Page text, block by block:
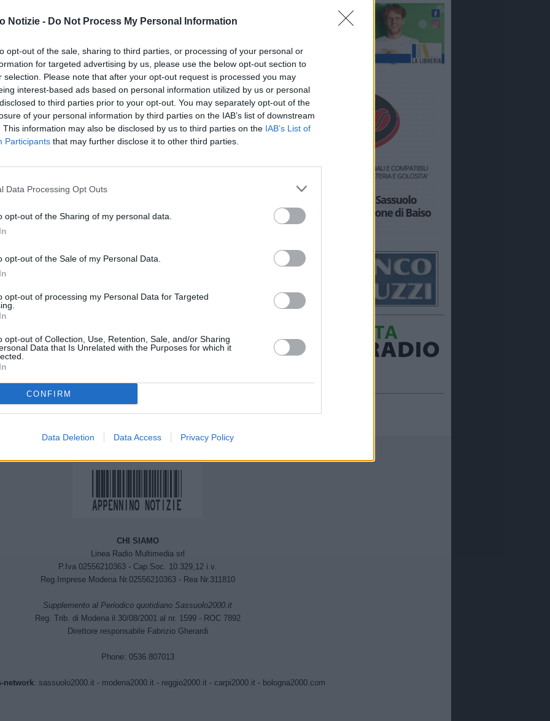
Notizie - Do Not Process My Personal Information
opt-out of the sale, sharing to third parties, or processing of your personal or
for targeted advertising by us, please use the below opt-out section to
selection. Please note that after your opt-out request is processed you may
interest-based ads based on personal information utilized by us or personal
to third parties prior to your opt-out. You may separately opt-out of the
of your personal information by third parties on the IAB’s list of downstream
This information may also be disclosed by us to third parties on the IAB’s List of
Participants that may further disclose it to other third parties.
Data Processing Opt Outs
opt-out of the Sharing of my personal data.
opt-out of the Sale of my Personal Data.
opt-out of processing my Personal Data for Targeted
opt-out of Collection, Use, Retention, Sale, and/or Sharing
Data that Is Unrelated with the Purposes for which it
CONFIRM
Data Deletion Data Access Privacy Policy
programmati lavori di manutenzione delle barriere di
consecutive di mercoledì 21, giovedì 22 e venerdì 23
stazione di Cesena nord, in uscita per chi proviene da
di Cesena o di Forlì.
annullata la chiusura della stazione di Bologna San
Milano-Napoli nelle due notti consecutive di giovedì 22
alle 6:00.
Next article
Previsioni meteo Emilia Romagna,
CHI SIAMO
Linea Radio Multimedia srl
P.Iva 02556210363 - Cap.Soc. 10.329,12 i.v.
Reg.Imprese Modena Nr.02556210363 - Rea Nr.311810
Supplemento al Periodico quotidiano Sassuolo2000.it
Reg. Trib. di Modena il 30/08/2001 al nr. 1599 - ROC 7892
Direttore responsabile Fabrizio Gherardi
Phone: 0536.807013
network: sassuolo2000.it- modena2000.it - reggio2000.it- carpi2000.it- bologna2000.com